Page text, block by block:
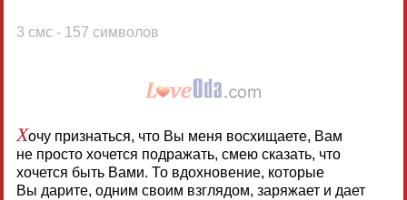
3 смс - 157 символов
Хочу признаться, что Вы меня восхищаете, Вам
не просто хочется подражать, смею сказать, что
хочется быть Вами. То вдохновение, которые
Вы дарите, одним своим взглядом, заряжает и дает